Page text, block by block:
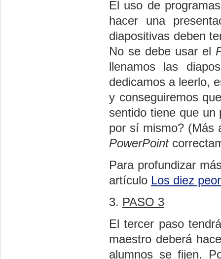
El uso de
hacer una
diapositivas deben
No se debe usar el
llenamos las
dedicamos a leerlo,
y conseguiremos
sentido tiene que un
por sí mismo? (Más
PowerPoint
Para profundizar
artículo Los diez
3. PASO 3
El tercer paso
maestro deberá
alumnos se fijen.